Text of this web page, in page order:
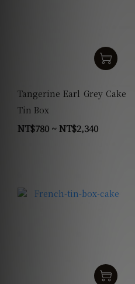
Tangerine Earl Grey Cake
Tin Box
NT$780 ~ NT$2,340